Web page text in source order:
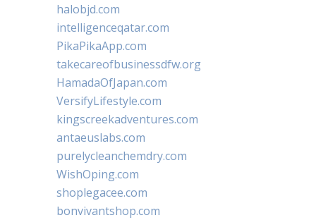
halobjd.com
intelligenceqatar.com
PikaPikaApp.com
takecareofbusinessdfw.org
HamadaOfJapan.com
VersifyLifestyle.com
kingscreekadventures.com
antaeuslabs.com
purelycleanchemdry.com
WishOping.com
shoplegacee.com
bonvivantshop.com